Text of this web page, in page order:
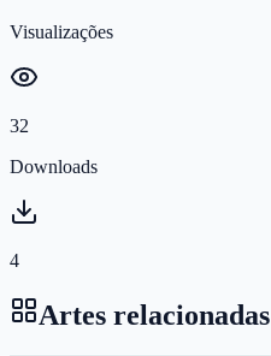
Visualizações
32
Downloads
4
Artes relacionadas